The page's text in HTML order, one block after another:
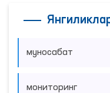
муносабат
мониторинг